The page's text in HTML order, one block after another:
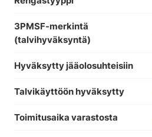
3PMSF-merkintä
(talvihyväksyntä)
Hyväksytty jääolosuhteisiin
Talvikäyttöön hyväksytty
Toimitusaika varastosta